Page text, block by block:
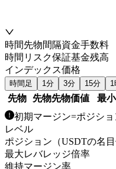
時間先物間隔資金手数料
時間 リスク保証基金残高
インデックス価格
時間足 1 分 3分 15分 1
先物 先物先物価値 最
初期マージン=ポジシ
レベル
ポジション（USDTの名目
最大レバレッジ倍率
維持マージン率